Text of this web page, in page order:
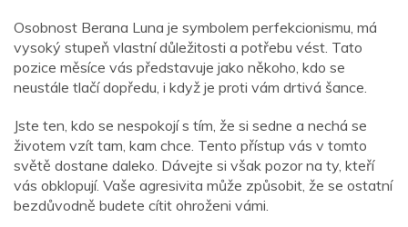
Osobnost Berana Luna je symbolem perfekcionismu, má
vysoký stupeň vlastní důležitosti a potřebu vést. Tato
pozice měsíce vás představuje jako někoho, kdo se
neustále tlačí dopředu, i když je proti vám drtivá šance.
Jste ten, kdo se nespokojí s tím, že si sedne a nechá se
životem vzít tam, kam chce. Tento přístup vás v tomto
světě dostane daleko. Dávejte si však pozor na ty, kteří
vás obklopují. Vaše agresivita může způsobit, že se ostatní
bezdůvodně budete cítit ohroženi vámi.